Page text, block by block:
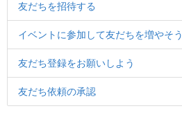
友だちを招待する
イベントに参加して友だちを増やそう
友だち登録をお願いしよう
友だち依頼の承認